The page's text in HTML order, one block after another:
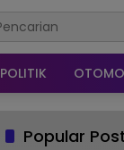
POLITIK
Popular